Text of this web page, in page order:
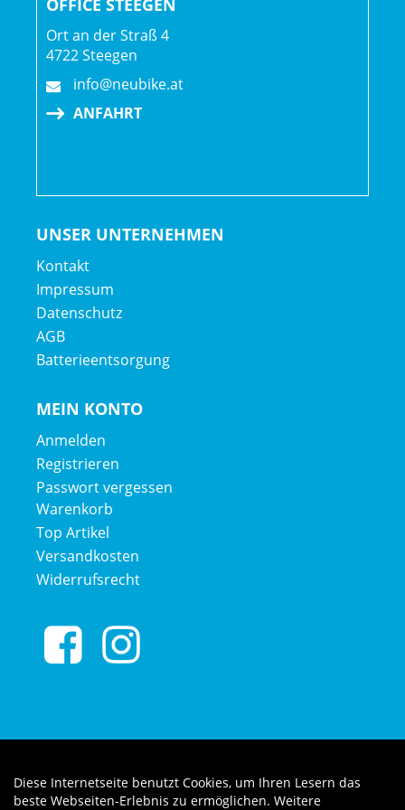
Ready, 51 mm Profilhöhe, 100 x 12 mm-Steckachse
Bontrager Aeolus RSL 51, OCLV Carbon, Tubeless Ready,
51 mm Profilhöhe, SRAM XD-R-Freilaufkörper,
142 x 12 mm-Steckachse
OFFICE STEEGEN
Ort an der Straß 4
4722 Steegen
info@neubike.at
ANFAHRT
UNSER UNTERNEHMEN
Kontakt
Impressum
Datenschutz
AGB
Batterieentsorgung
MEIN KONTO
Anmelden
Registrieren
Passwort vergessen
Warenkorb
Top Artikel
Versandkosten
Widerrufsrecht
Diese Internetseite benutzt Cookies, um Ihren Lesern das
beste Webseiten-Erlebnis zu ermöglichen. Weitere
Auftrag widerrufen